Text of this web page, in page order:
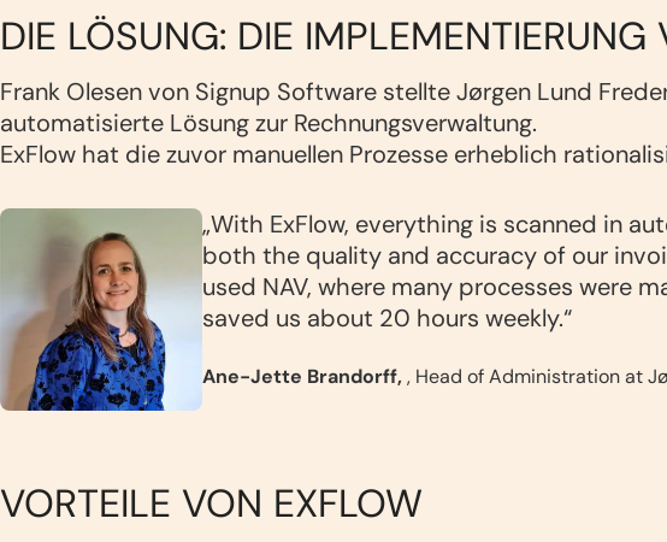
DIE LÖSUNG: DIE IMPLEMENTIERUNG
Frank Olesen von Signup Software stellte Jørgen Lund
automatisierte Lösung zur Rechnungsverwaltung.
ExFlow hat die zuvor manuellen Prozesse erheblich
„With ExFlow, everything is scanned in
both the quality and accuracy of our
used NAV, where many processes were
saved us about 20 hours weekly.“
Ane-Jette Brandorff,, Head of Administration at
VORTEILE VON EXFLOW